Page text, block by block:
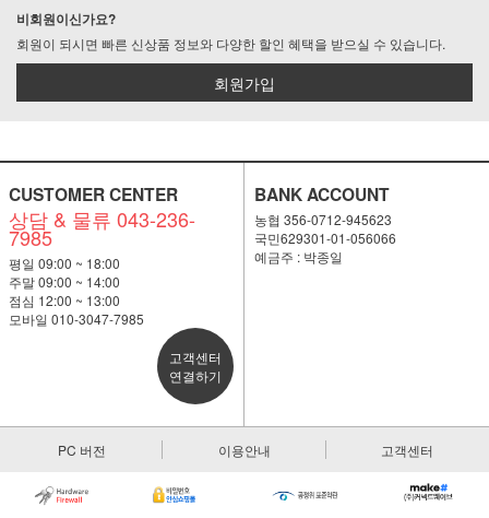
비회원이신가요?
회원이 되시면 빠른 신상품 정보와 다양한 할인 혜택을 받으실 수 있습니다.
회원가입
CUSTOMER CENTER
상담 & 물류 043-236-
7985
평일 09:00 ~ 18:00
주말 09:00 ~ 14:00
점심 12:00 ~ 13:00
모바일 010-3047-7985
고객센터
연결하기
BANK ACCOUNT
농협 356-0712-945623
국민629301-01-056066
예금주 : 박종일
PC 버전 이용안내 고객센터